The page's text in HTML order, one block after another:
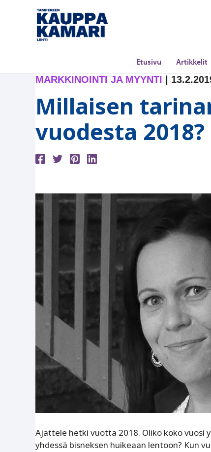
Etusivu Artikkelit
MARKKINOINTI JA MYYNTI |
Millaisen
vuodesta 2018?
Ajattele hetki vuotta 2018. Oliko koko vuosi
yhdessä bisneksen huikeaan lentoon? Kun